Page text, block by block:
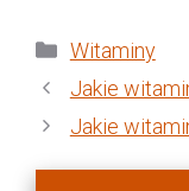
Kategorie
Witaminy
Jakie
Jakie